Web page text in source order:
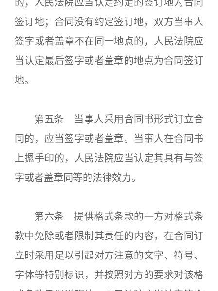
的，人民法院应当认定约定的签订地为合同
签订地；合同没有约定签订地，双方当事人
签字或者盖章不在同一地点的，人民法院应
当认定最后签字或者盖章的地点为合同签订
地。
第五条 当事人采用合同书形式订立合
同的，应当签字或者盖章。当事人在合同书
上摁手印的，人民法院应当认定其具有与签
字或者盖章同等的法律效力。
第六条 提供格式条款的一方对格式条
款中免除或者限制其责任的内容，在合同订
立时采用足以引起对方注意的文字、符号、
字体等特别标识，并按照对方的要求对该格